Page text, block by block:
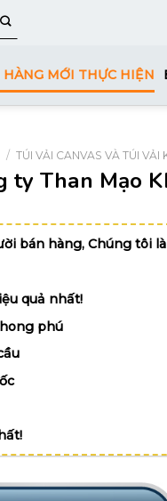
MỚI THỰC HIỆN
/ TÚI VẢI CANVAS VÀ TÚI VẢI
ty Than Mạo
bán hàng, Chúng tôi là
quả nhất!
phú